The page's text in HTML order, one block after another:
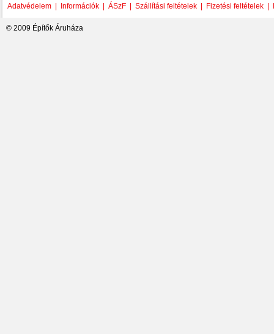
Adatvédelem | Információk | ÁSzF | Szállítási feltételek | Fizetési feltételek |
© 2009 Építők Áruháza